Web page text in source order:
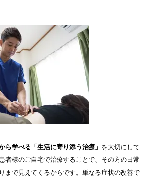
ら学べる「生活に寄り添う治療」 を大切にして
者様のご自宅で治療することで、その方の日常
まで見えてくるからです。単なる症状の改善で